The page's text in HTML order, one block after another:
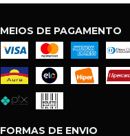
MEIOS DE PAGAMENTO
FORMAS DE ENVIO